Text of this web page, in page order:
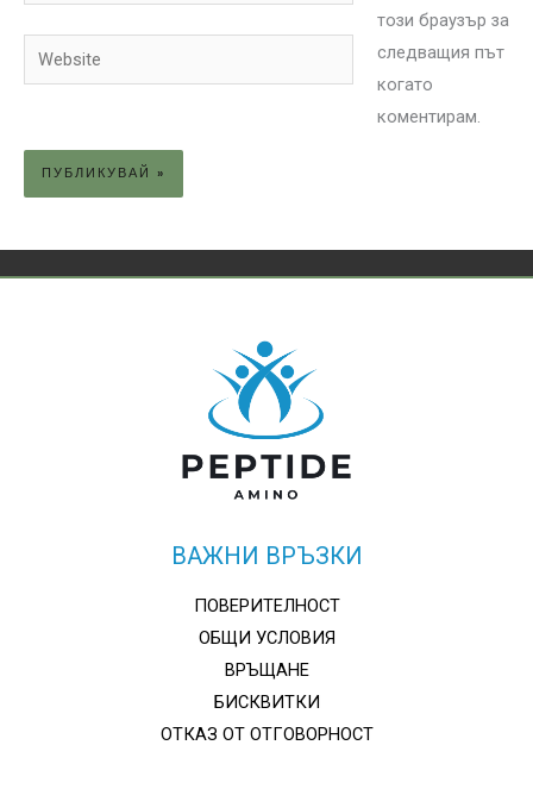
Website
този браузър за
следващия път
когато
коментирам.
ВАЖНИ ВРЪЗКИ
ПОВЕРИТЕЛНОСТ
ОБЩИ УСЛОВИЯ
ВРЪЩАНЕ
БИСКВИТКИ
ОТКАЗ ОТ ОТГОВОРНОСТ